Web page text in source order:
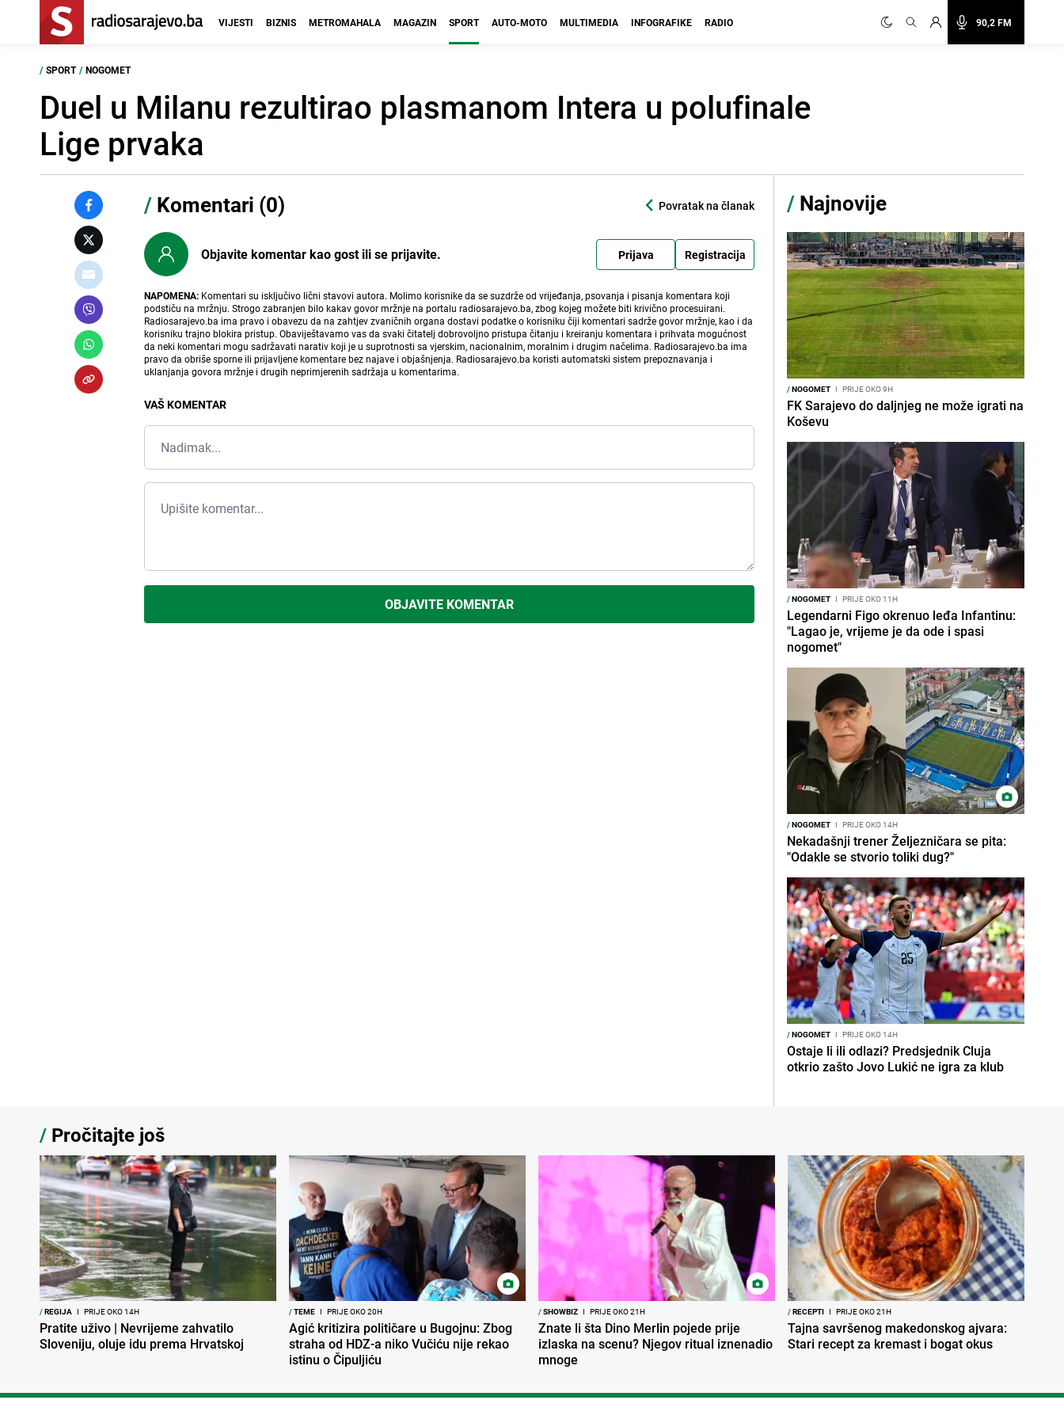
90,2 FM
VIJESTI BIZNIS METROMAHALA MAGAZIN SPORT AUTO-MOTO MULTIMEDIA INFOGRAFIKE RADIO
/ SPORT / NOGOMET
Duel u Milanu rezultirao plasmanom Intera u polufinale
Lige prvaka
/ Komentari (0) Povratak na članak
Objavite komentar kao gost ili se prijavite. Prijava Registracija
NAPOMENA: Komentari su isključivo lični stavovi autora. Molimo korisnike da se suzdrže od vrijeđanja, psovanja i pisanja komentara koji
podstiču na mržnju. Strogo zabranjen bilo kakav govor mržnje na portalu radiosarajevo.ba, zbog kojeg možete biti krivično procesuirani.
Radiosarajevo.ba ima pravo i obavezu da na zahtjev zvaničnih organa dostavi podatke o korisniku čiji komentari sadrže govor mržnje, kao i da
korisniku trajno blokira pristup. Obaviještavamo vas da svaki čitatelj dobrovoljno pristupa čitanju i kreiranju komentara i prihvata mogućnost
da neki komentari mogu sadržavati narativ koji je u suprotnosti sa vjerskim, nacionalnim, moralnim i drugim načelima. Radiosarajevo.ba ima
pravo da obriše sporne ili prijavljene komentare bez najave i objašnjenja. Radiosarajevo.ba koristi automatski sistem prepoznavanja i
uklanjanja govora mržnje i drugih neprimjerenih sadržaja u komentarima.
VAŠ KOMENTAR
OBJAVITE KOMENTAR
/ Najnovije
/NOGOMET I PRIJE OKO 9H
FK Sarajevo do daljnjeg ne može igrati na
Koševu
/NOGOMET I PRIJE OKO 11H
Legendarni Figo okrenuo leđa Infantinu:
"Lagao je, vrijeme je da ode i spasi
nogomet"
/NOGOMET I PRIJE OKO 14H
Nekadašnji trener Željezničara se pita:
"Odakle se stvorio toliki dug?"
/NOGOMET I PRIJE OKO 14H
Ostaje li ili odlazi? Predsjednik Cluja
otkrio zašto Jovo Lukić ne igra za klub
/ Pročitajte još
/REGIJA I PRIJE OKO 14H
Pratite uživo | Nevrijeme zahvatilo
Sloveniju, oluje idu prema Hrvatskoj
/TEME I PRIJE OKO 20H
Agić kritizira političare u Bugojnu: Zbog
straha od HDZ-a niko Vučiću nije rekao
istinu o Čipuljiću
/SHOWBIZ I PRIJE OKO 21H
Znate li šta Dino Merlin pojede prije
izlaska na scenu? Njegov ritual iznenadio
mnoge
/RECEPTI I PRIJE OKO 21H
Tajna savršenog makedonskog ajvara:
Stari recept za kremast i bogat okus